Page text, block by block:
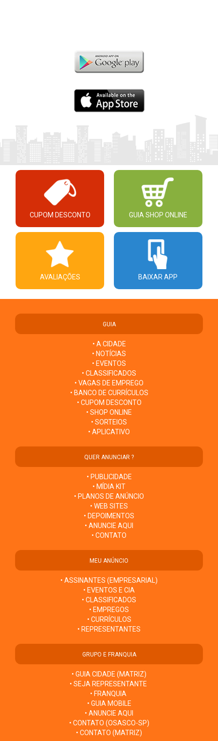
CUPOM DESCONTO GUIA SHOP ONLINE
AVALIAÇÕES BAIXAR APP
GUIA
• A CIDADE
• NOTÍCIAS
• EVENTOS
• CLASSIFICADOS
• VAGAS DE EMPREGO
• BANCO DE CURRÍCULOS
• CUPOM DESCONTO
• SHOP ONLINE
• SORTEIOS
• APLICATIVO
QUER ANUNCIAR ?
• PUBLICIDADE
• MÍDIA KIT
• PLANOS DE ANÚNCIO
• WEB SITES
• DEPOIMENTOS
• ANUNCIE AQUI
• CONTATO
MEU ANÚNCIO
• ASSINANTES (EMPRESARIAL)
• EVENTOS E CIA
• CLASSIFICADOS
• EMPREGOS
• CURRÍCULOS
• REPRESENTANTES
GRUPO E FRANQUIA
• GUIA CIDADE (MATRIZ)
• SEJA REPRESENTANTE
• FRANQUIA
• GUIA MOBILE
• ANUNCIE AQUI
• CONTATO (OSASCO-SP)
• CONTATO (MATRIZ)